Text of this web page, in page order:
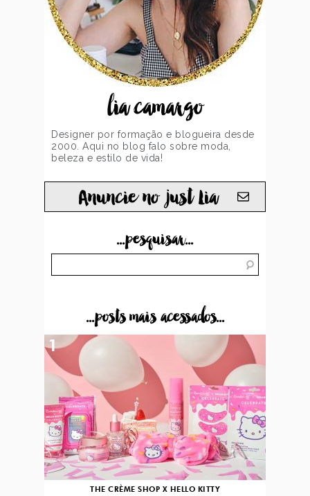
lia camargo
Designer por formação e blogueira desde
2000. Aqui no blog falo sobre moda,
beleza e estilo de vida!
Anuncie no just Lia
...pesquisar...
...posts mais acessados...
THE CRÈME SHOP X HELLO KITTY
1